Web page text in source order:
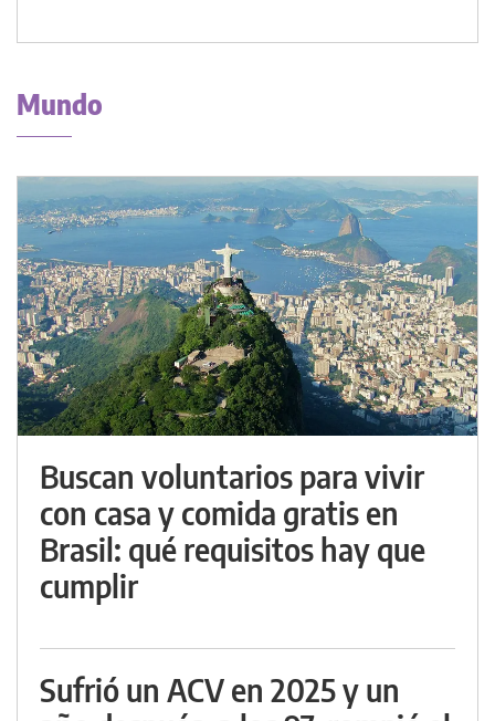
Mundo
Buscan voluntarios para vivir
con casa y comida gratis en
Brasil: qué requisitos hay que
cumplir
Sufrió un ACV en 2025 y un